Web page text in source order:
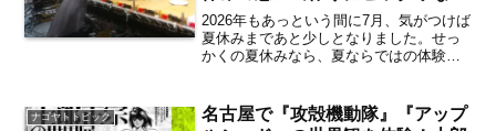
すすめ体験プログラム1選【体験
レポート／独自取材／日間賀島】
2026年もあっという間に7月、気がつけば
夏休みまであと少しとなりました。せっ
かくの夏休みなら、夏ならではの体験を
開催されている「イルカタッチ」をはじ
めとした体験プログ...
ナゴヤトトピック
名古屋で『攻殻機動隊』『アップ